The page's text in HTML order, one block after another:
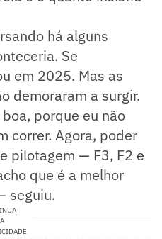
há alguns
Se
em 2025. Mas as
demoraram a surgir.
porque eu não
correr. Agora, poder
pilotagem — F3, F2 e
que é a melhor
seguiu.